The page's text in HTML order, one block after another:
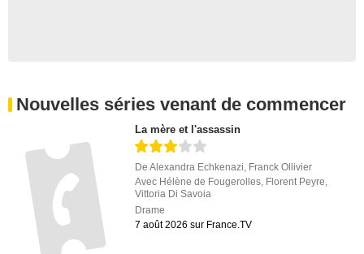
Nouvelles séries venant de commencer
La mère et l'assassin
DeAlexandra Echkenazi, Franck Ollivier
Avec Hélène de Fougerolles, Florent Peyre,
Vittoria Di Savoia
Drame
7 août 2026 sur France.TV